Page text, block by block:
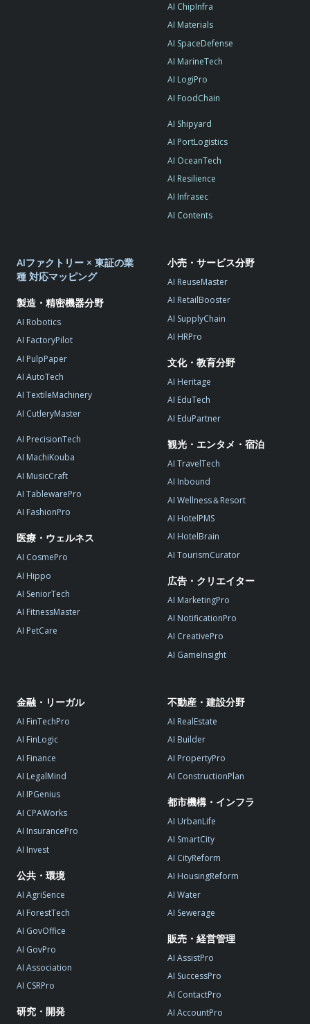
AI ChipInfra
AI Materials
AI SpaceDefense
AI MarineTech
AI LogiPro
AI FoodChain
AI Shipyard
AI PortLogistics
AI OceanTech
AI Resilience
AI Infrasec
AI Contents
AIファクトリー × 東証の業
種 対応マッピング
製造・精密機器分野
AI Robotics
AI FactoryPilot
AI PulpPaper
AI AutoTech
AI TextileMachinery
AI CutleryMaster
AI PrecisionTech
AI MachiKouba
AI MusicCraft
AI TablewarePro
AI FashionPro
医療・ウェルネス
AI CosmePro
AI Hippo
AI SeniorTech
AI FitnessMaster
AI PetCare
小売・サービス分野
AI ReuseMaster
AI RetailBooster
AI SupplyChain
AI HRPro
文化・教育分野
AI Heritage
AI EduTech
AI EduPartner
観光・エンタメ・宿泊
AI TravelTech
AI Inbound
AI Wellness＆Resort
AI HotelPMS
AI HotelBrain
AI TourismCurator
広告・クリエイター
AI MarketingPro
AI NotificationPro
AI CreativePro
AI GameInsight
金融・リーガル
AI FinTechPro
AI FinLogic
AI Finance
AI LegalMind
AI IPGenius
AI CPAWorks
AI InsurancePro
AI Invest
公共・環境
AI AgriSence
AI ForestTech
AI GovOffice
AI GovPro
AI Association
AI CSRPro
研究・開発
不動産・建設分野
AI RealEstate
AI Builder
AI PropertyPro
AI ConstructionPlan
都市機構・インフラ
AI UrbanLife
AI SmartCity
AI CityReform
AI HousingReform
AI Water
AI Sewerage
販売・経営管理
AI AssistPro
AI SuccessPro
AI ContactPro
AI AccountPro